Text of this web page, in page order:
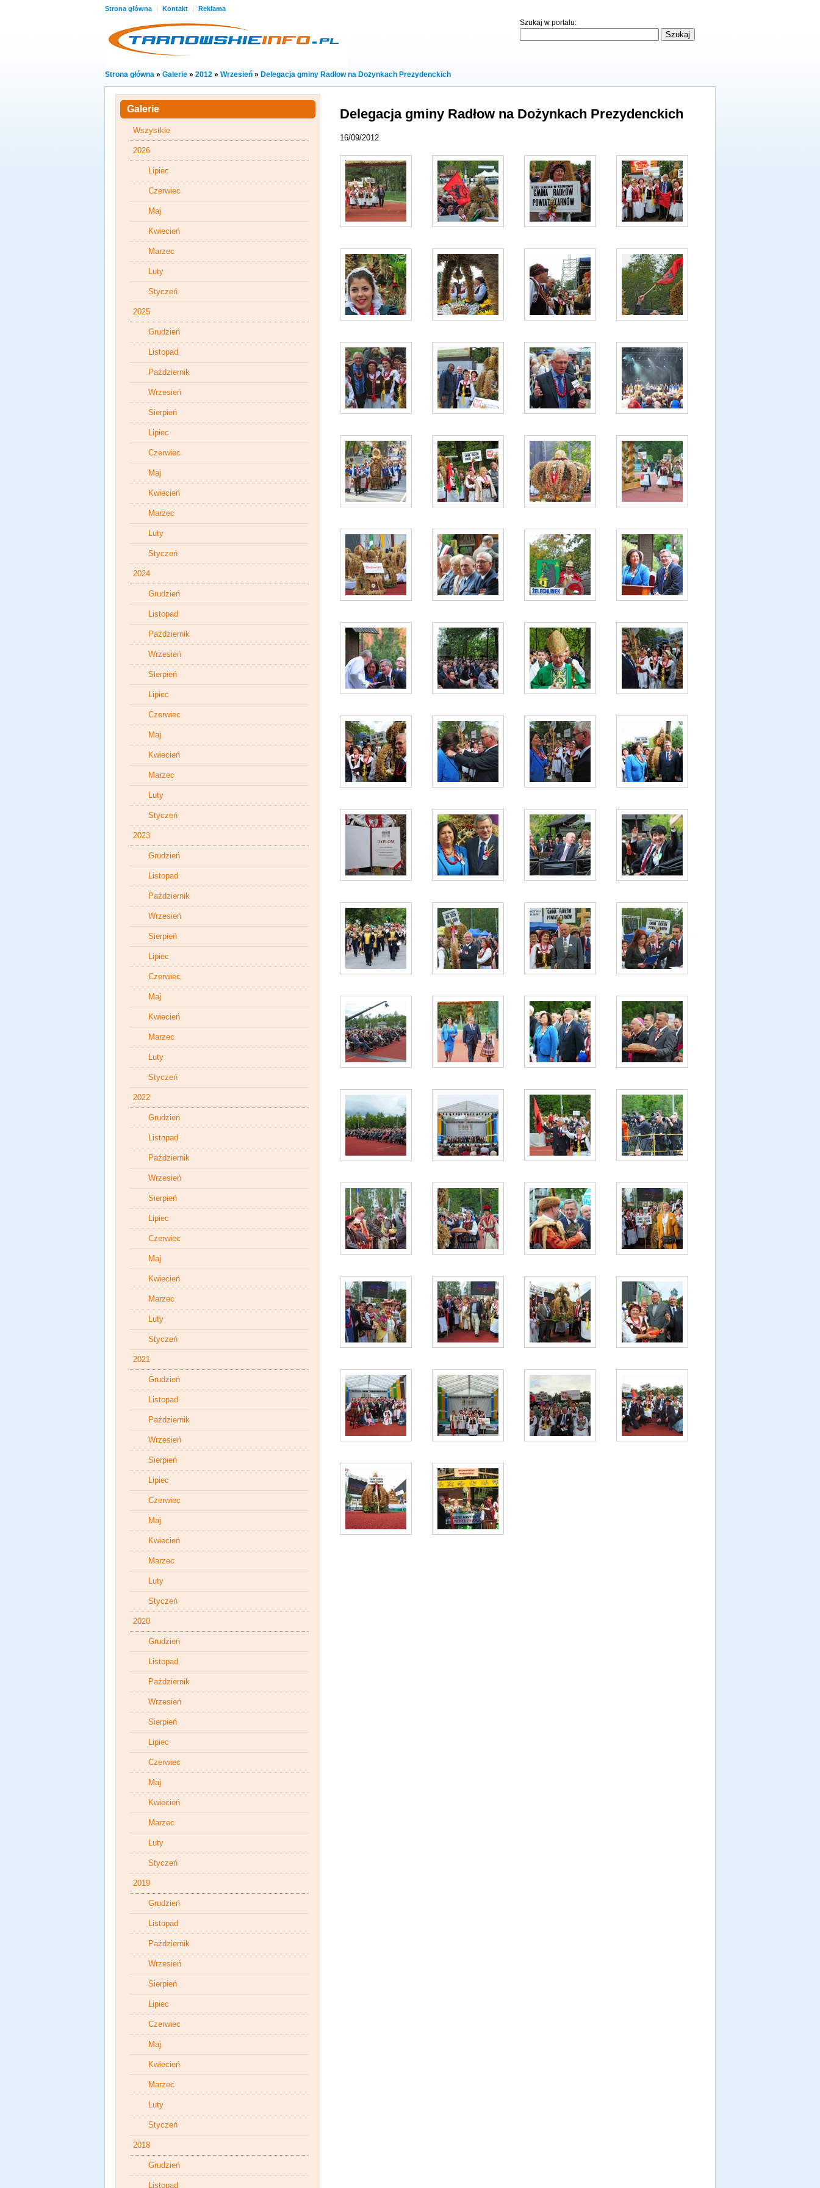
Strona główna | Kontakt | Reklama
Szukaj w portalu:
Strona główna » Galerie » 2012 » Wrzesień » Delegacja gminy Radłow na Dożynkach Prezydenckich
Delegacja gminy Radłow na Dożynkach Prezydenckich
16/09/2012
Galerie
Wszystkie
2026
Lipiec
Czerwiec
Maj
Kwiecień
Marzec
Luty
Styczeń
2025
Grudzień
Listopad
Październik
Wrzesień
Sierpień
Lipiec
Czerwiec
Maj
Kwiecień
Marzec
Luty
Styczeń
2024
Grudzień
Listopad
Październik
Wrzesień
Sierpień
Lipiec
Czerwiec
Maj
Kwiecień
Marzec
Luty
Styczeń
2023
Grudzień
Listopad
Październik
Wrzesień
Sierpień
Lipiec
Czerwiec
Maj
Kwiecień
Marzec
Luty
Styczeń
2022
Grudzień
Listopad
Październik
Wrzesień
Sierpień
Lipiec
Czerwiec
Maj
Kwiecień
Marzec
Luty
Styczeń
2021
Grudzień
Listopad
Październik
Wrzesień
Sierpień
Lipiec
Czerwiec
Maj
Kwiecień
Marzec
Luty
Styczeń
2020
Grudzień
Listopad
Październik
Wrzesień
Sierpień
Lipiec
Czerwiec
Maj
Kwiecień
Marzec
Luty
Styczeń
2019
Grudzień
Listopad
Październik
Wrzesień
Sierpień
Lipiec
Czerwiec
Maj
Kwiecień
Marzec
Luty
Styczeń
2018
Grudzień
Listopad